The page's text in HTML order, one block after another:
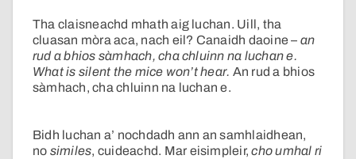
Tha claisneachd mhath aig luchan. Uill, tha
cluasan mòra aca, nach eil? Canaidh daoine – an
rud a bhios sàmhach, cha chluinn na luchan e.
What is silent the mice won’t hear. An rud a bhios
sàmhach, cha chluinn na luchan e.
Bidh luchan a’ nochdadh ann an samhlaidhean,
no similes, cuideachd. Mar eisimpleir,cho umhal ri